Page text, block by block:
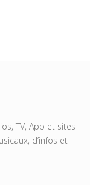
TV, App et sites
d’infos et